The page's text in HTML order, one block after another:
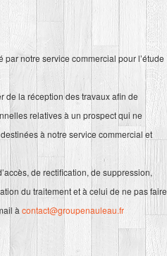
notre service commercial pour l’étude
de la réception des travaux afin de
relatives à un prospect qui ne
à notre service commercial et
de rectification, de suppression,
du traitement et à celui de ne pas faire
à contact@groupenauleau.fr